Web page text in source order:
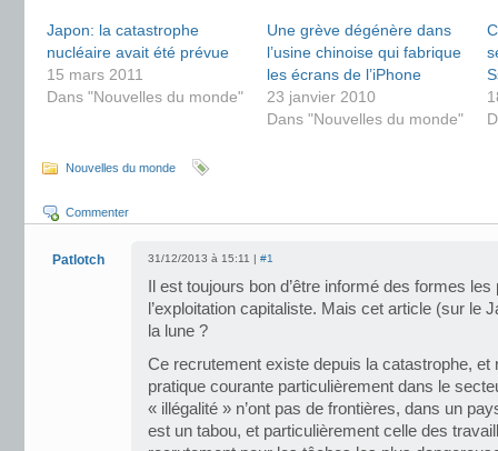
Japon: la catastrophe
nucléaire avait été prévue
15 mars 2011
Dans "Nouvelles du monde"
Une grève dégénère dans
l’usine chinoise qui fabrique
les écrans de l’iPhone
23 janvier 2010
Dans "Nouvelles du monde"
Nouvelles du monde
Commenter
Patlotch 31/12/2013 à 15:11 | #1
Il est toujours bon d’être informé des formes
l’exploitation capitaliste. Mais cet article (sur le
la lune ?
Ce recrutement existe depuis la catastrophe, et
pratique courante particulièrement dans le
« illégalité » n’ont pas de frontières, dans un
est un tabou, et particulièrement celle des